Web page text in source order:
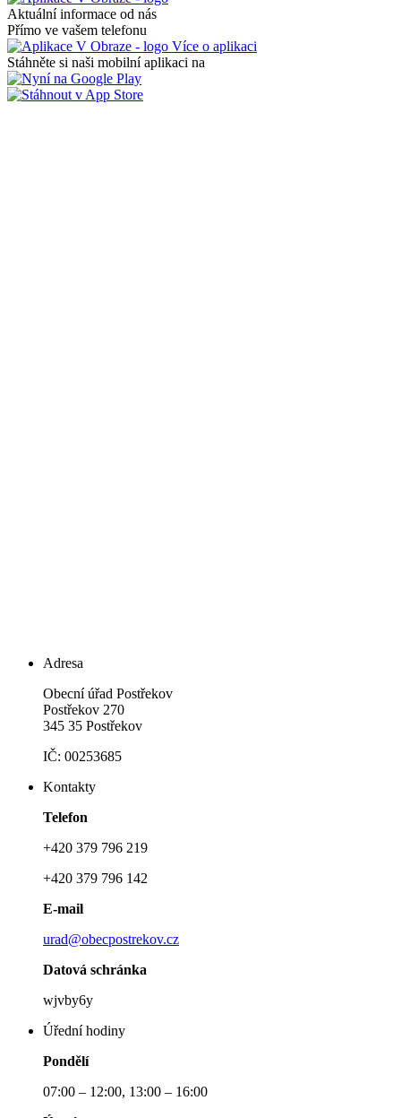
Aktuální informace od nás
Přímo ve vašem telefonu
Více o aplikaci
Stáhněte si naši mobilní aplikaci na
Adresa
Obecní úřad Postřekov
Postřekov 270
345 35 Postřekov
IČ: 00253685
Kontakty
Telefon
+420 379 796 219
+420 379 796 142
E-mail
urad@obecpostrekov.cz
Datová schránka
wjvby6y
Úřední hodiny
Pondělí
07:00 – 12:00, 13:00 – 16:00